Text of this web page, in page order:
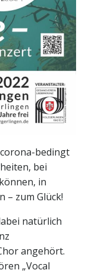
bedingt
bei
in
– zum Glück!
natürlich
angehört.
„Vocal